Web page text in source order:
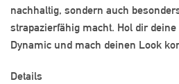
nachhaltig, sondern auch
strapazierfähig macht. Hol dir
Dynamic und mach deinen Look
Details